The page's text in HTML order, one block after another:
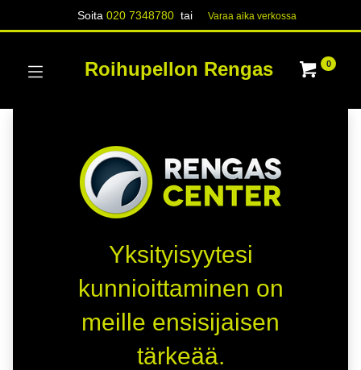
Soita020 7348780 tai Varaa aika verk​​​​ossa
Roihupellon Rengas 0
Yksityisyytesi
kunnioittaminen on
meille ensisijaisen
tärkeää.